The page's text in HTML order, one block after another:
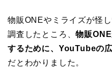
物販ONEやミライズが怪
調査したところ、物販
するために、YouTubeの
だとわかりました。